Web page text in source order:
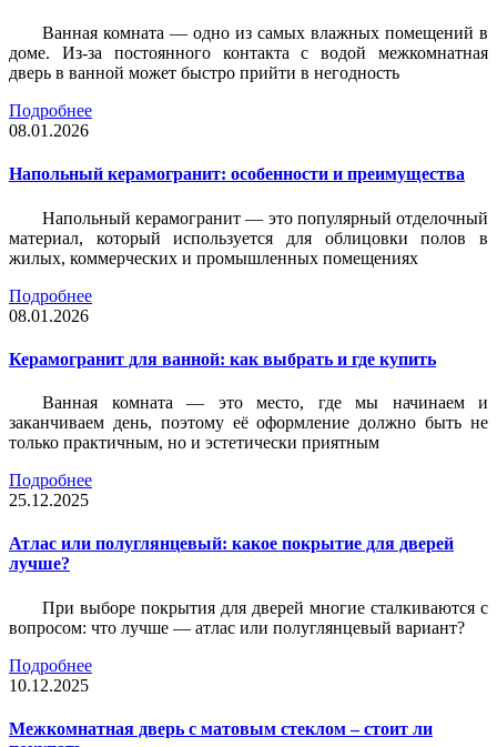
Ванная комната — одно из самых влажных помещений в
доме. Из-за постоянного контакта с водой межкомнатная
дверь в ванной может быстро прийти в негодность
Подробнее
08.01.2026
Напольный керамогранит: особенности и преимущества
Напольный керамогранит — это популярный отделочный
материал, который используется для облицовки полов в
жилых, коммерческих и промышленных помещениях
Подробнее
08.01.2026
Керамогранит для ванной: как выбрать и где купить
Ванная комната — это место, где мы начинаем и
заканчиваем день, поэтому её оформление должно быть не
только практичным, но и эстетически приятным
Подробнее
25.12.2025
Атлас или полуглянцевый: какое покрытие для дверей
лучше?
При выборе покрытия для дверей многие сталкиваются с
вопросом: что лучше — атлас или полуглянцевый вариант?
Подробнее
10.12.2025
Межкомнатная дверь с матовым стеклом – стоит ли